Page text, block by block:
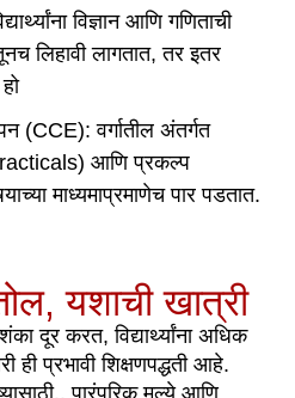
विज्ञान आणि गणिताची
लिहावी लागतात, तर इतर
(CCE): वर्गातील अंतर्गत
आणि प्रकल्प
माध्यमाप्रमाणेच पार पडतात.
यशाची खात्री
दूर करत, विद्यार्थ्यांना अधिक
ही प्रभावी शिक्षणपद्धती आहे.